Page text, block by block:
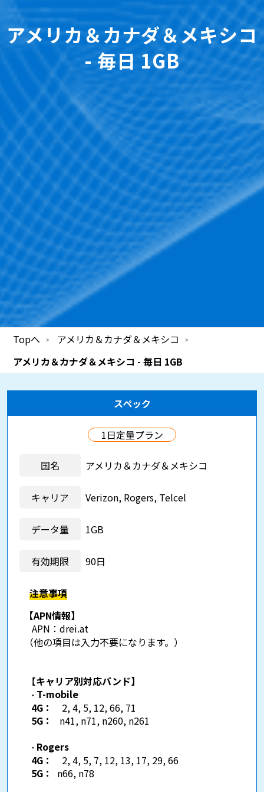
アメリカ＆カナダ＆メキシコ
- 毎日 1GB
Topへ
アメリカ＆カナダ＆メキシコ
アメリカ＆カナダ＆メキシコ - 毎日 1GB
スペック
1日定量プラン
国名 アメリカ＆カナダ＆メキシコ
キャリア Verizon, Rogers, Telcel
データ量 1GB
有効期限 90日
注意事項
【APN情報】
APN： drei.at
（他の項目は入力不要になります。）
【キャリア別対応バンド】
・ T-mobile
4G： 2, 4, 5, 12, 66, 71
5G：
n41, n71, n260, n261
・ Rogers
4G： 2, 4, 5, 7, 12, 13, 17, 29, 66
5G：
n66, n78